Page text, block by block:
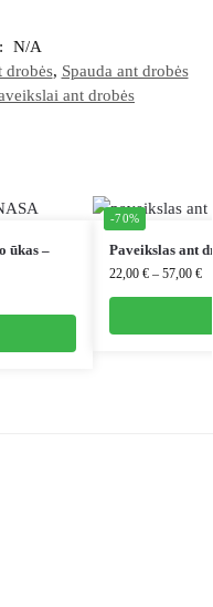
N/A
drobės, Spauda ant drobės
ant drobės
ūkas –
-70%
Paveikslas ant
22,00 € – 57,00 €